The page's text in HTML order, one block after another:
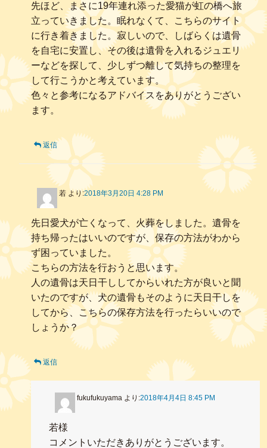
先ほど、まさに19年連れ添った愛猫が虹の橋へ旅
立っていきました。眠れなくて、こちらのサイト
に行き着きました。寂しいので、しばらくは遺骨
を自宅に安置し、その後は遺骨を入れるジュエリ
ーなどを探して、少しずつ離して気持ちの整理を
して行こうかと考えています。
色々と参考になるアドバイスをありがとうござい
ます。
返信
若 より:2018年3月20日 4:28 PM
先日愛犬が亡くなって、火葬をしました。遺骨を
持ち帰ったはいいのですが、保存の方法がわから
ず困っていました。
こちらの方法を行おうと思います。
人の遺骨は天日干ししてからいれた方が良いと聞
いたのですが、犬の遺骨もそのように天日干しを
してから、こちらの保存方法を行ったらいいので
しょうか？
返信
fukufukuyama より:2018年4月4日 8:45 PM
若様
コメントいただきありがとうございます。